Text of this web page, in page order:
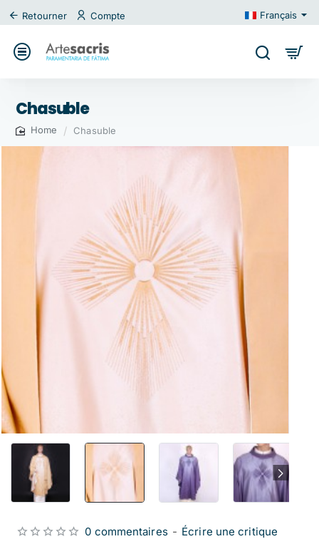
Retourner Compte Français
Chasuble
Chasuble
0 commentaires - Écrire une critique